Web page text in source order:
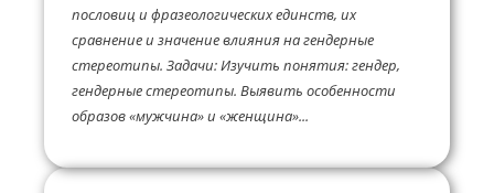
пословиц и фразеологических единств, их
сравнение и значение влияния на гендерные
стереотипы. Задачи: Изучить понятия: гендер,
гендерные стереотипы. Выявить особенности
образов «мужчина» и «женщина»...